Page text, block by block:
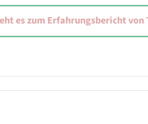
es zum Erfahrungsbericht von